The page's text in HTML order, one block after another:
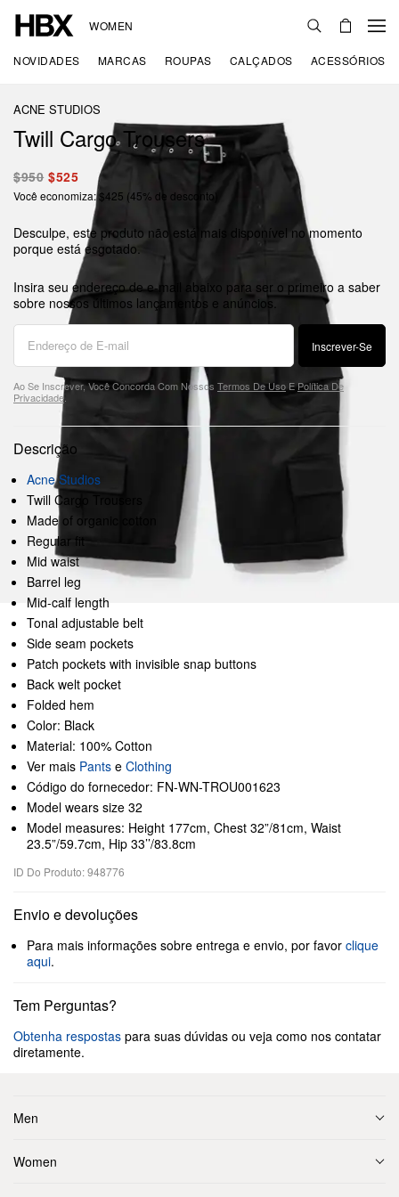
WOMEN
NOVIDADES MARCAS ROUPAS CALÇADOS ACESSÓRIOS
ACNE STUDIOS
Twill Cargo Trousers
$950 $525
Você economiza: $425 (45% de desconto)
Desculpe, este produto não está mais disponível no momento
porque está esgotado.
Insira seu endereço de e-mail abaixo para ser o primeiro a saber
sobre nossos últimos lançamentos e anúncios.
Inscrever-Se
Ao Se Inscrever, Você Concorda Com Nossos Termos De Uso EPolítica De
Privacidade
Descrição
Acne Studios
Twill Cargo Trousers
Made of organic cotton
Regular fit
Mid waist
Barrel leg
Mid-calf length
Tonal adjustable belt
Side seam pockets
Patch pockets with invisible snap buttons
Back welt pocket
Folded hem
Color: Black
Material: 100% Cotton
Ver mais Pants e Clothing
Código do fornecedor: FN-WN-TROU001623
Model wears size 32
Model measures: Height 177cm, Chest 32”/81cm, Waist
23.5”/59.7cm, Hip 33’’/83.8cm
ID Do Produto: 948776
Envio e devoluções
Para mais informações sobre entrega e envio, por favor clique
aqui.
Tem Perguntas?
Obtenha respostas para suas dúvidas ou veja como nos contatar
diretamente.
Men
Women